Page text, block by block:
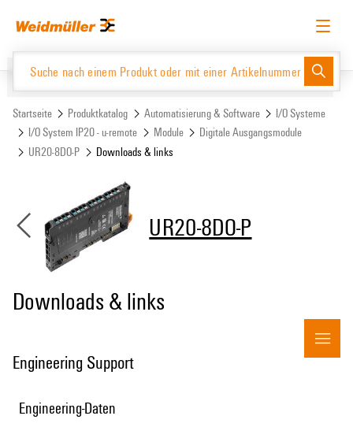
Inhalt
Navigationsmenü
Deutsch Login anfordern Anmelden
Website Support Center easyConnect
Produktkatalog
Startseite Produktkatalog Automatisierung & Software
I/O Systeme
I/O System IP20 - u-remote
Module
Digitale Ausgangsmodule
UR20-8DO-P
Downloads & links
UR20-8DO-P
Downloads & links
Engineering Support
Engineering-Daten